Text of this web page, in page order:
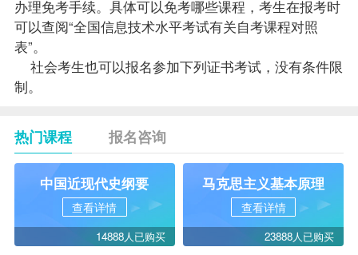
办理免考手续。具体可以免考哪些课程，考生在报考时
可以查阅“全国信息技术水平考试有关自考课程对照
表”。
社会考生也可以报名参加下列证书考试，没有条件限
制。
热门课程 报名咨询
中国近现代史纲要
查看详情
14888人已购买
马克思主义基本原理
查看详情
23888人已购买